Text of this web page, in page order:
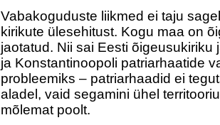
Vabakoguduste liikmed ei taju
kirikute ülesehitust. Kogu maa on
jaotatud. Nii sai Eesti õigeusukiriku
ja Konstantinoopoli patriarhaatide
probleemiks – patriarhaadid ei
aladel, vaid segamini ühel
mõlemat poolt.